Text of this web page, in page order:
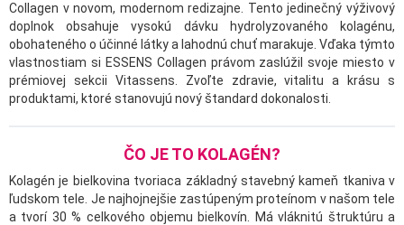
Collagen v novom, modernom redizajne. Tento jedinečný výživový
doplnok obsahuje vysokú dávku hydrolyzovaného kolagénu,
obohateného o účinné látky a lahodnú chuť marakuje. Vďaka týmto
vlastnostiam si ESSENS Collagen právom zaslúžil svoje miesto v
prémiovej sekcii Vitassens. Zvoľte zdravie, vitalitu a krásu s
produktami, ktoré stanovujú nový štandard dokonalosti.
ČO JE TO KOLAGÉN?
Kolagén je bielkovina tvoriaca základný stavebný kameň tkaniva v
ľudskom tele. Je najhojnejšie zastúpeným proteínom v našom tele
a tvorí 30 % celkového objemu bielkovín. Má vláknitú štruktúru a